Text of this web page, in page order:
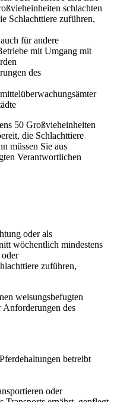
schlachten
Schlachttiere zuführen,
für andere
mit Umgang mit
des
50 Großvieheinheiten
die Schlachttiere
müssen Sie aus
Verantwortlichen
oder als
wöchentlich mindestens
zuführen,
weisungsbefugten
des
betreibt
oder